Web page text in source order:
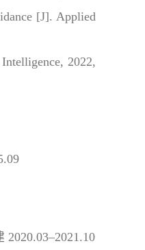
[J]. Applied
2022,